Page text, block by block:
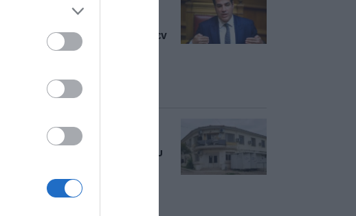
Κυριαζίδη για
“Σε καμιά γυναίκα δεν
λέγονται αυτά που
να ανοίξει εκ νέου”
Θερμοπύλες:
Οριστικό λουκέτο
στις 30 Σεπτεμβρίου
μεταναστών –
Σταδιακή εκκένωση